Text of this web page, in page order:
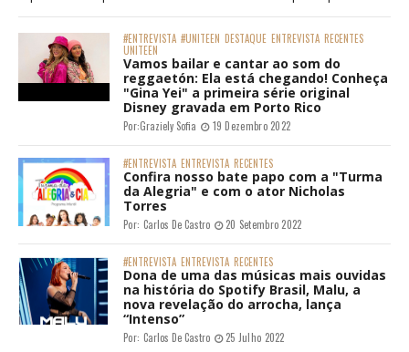
#ENTREVISTA #UNITEEN DESTAQUE ENTREVISTA RECENTES
UNITEEN
Vamos bailar e cantar ao som do
reggaetón: Ela está chegando! Conheça
"Gina Yei" a primeira série original
Disney gravada em Porto Rico
Por:Graziely Sofia 19 Dezembro 2022
#ENTREVISTA ENTREVISTA RECENTES
Confira nosso bate papo com a "Turma
da Alegria" e com o ator Nicholas
Torres
Por: Carlos De Castro 20 Setembro 2022
#ENTREVISTA ENTREVISTA RECENTES
Dona de uma das músicas mais ouvidas
na história do Spotify Brasil, Malu, a
nova revelação do arrocha, lança
“Intenso”
Por: Carlos De Castro 25 Julho 2022